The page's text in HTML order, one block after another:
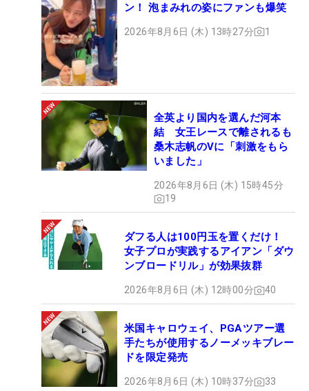
ン！ 泡まみれの姿にファンも爆笑
2026年8月6日 (木) 13時27分 1
全英より国内を選んだ河本
結 女王レースで離されるも
桑木志帆のVに「刺激をもら
いました」
2026年8月6日 (木) 15時45分
19
ダフる人は100円玉を置くだけ！
女子プロが実践するアイアン「ダウ
ンブロードリル」が効果抜群
2026年8月6日 (木) 12時00分 40
米国キャロウェイ、PGAツアー選
手たちが使用するノーメッキブレー
ドを限定発売
2026年8月6日 (木) 10時37分 33